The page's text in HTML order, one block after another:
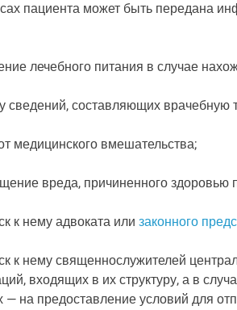
пациента может быть передана
лечебного питания в случае
сведений, составляющих врачебную
медицинского вмешательства;
вреда, причиненного
к нему адвоката или законного
к нему священнослужителей
входящих в их структуру, а в
— на предоставление условий для